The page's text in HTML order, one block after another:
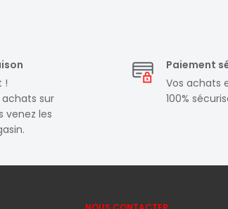
!
sur
venez les
Paiement
Vos achats
100%